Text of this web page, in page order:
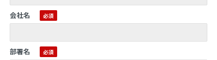
会社名
部署名